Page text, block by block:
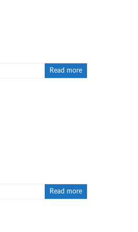
Read more
Read more